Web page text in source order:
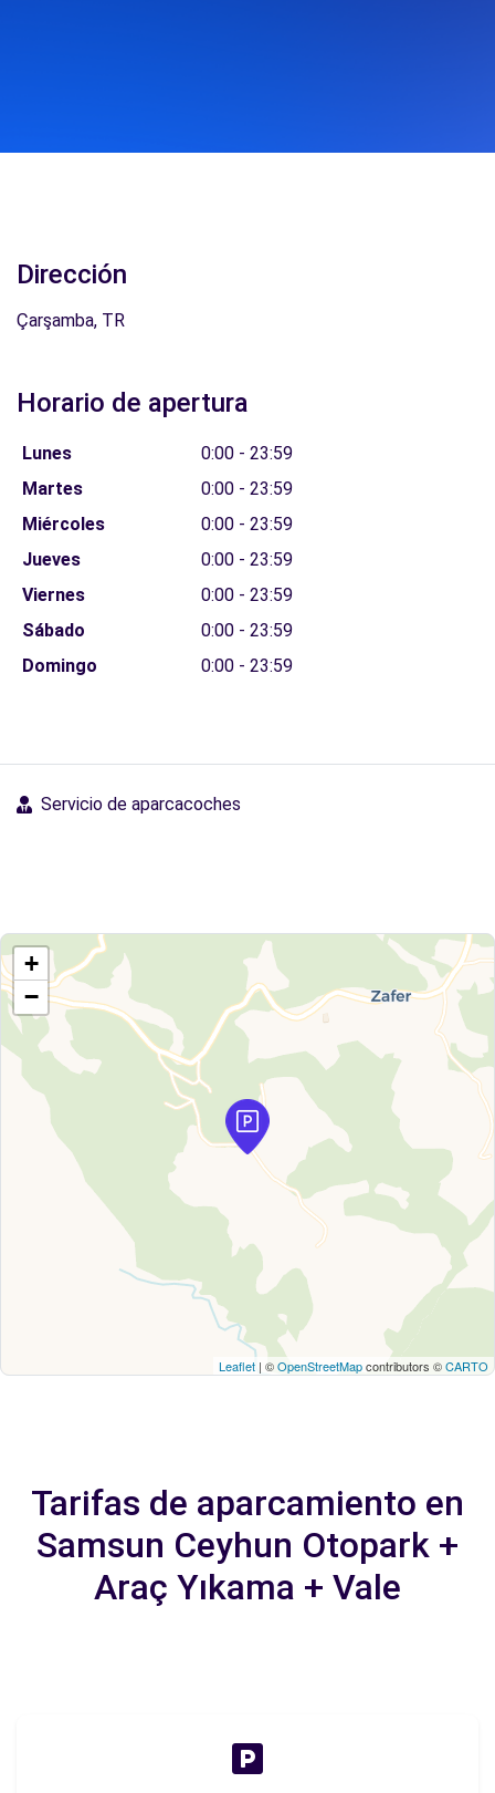
Dirección
Çarşamba, TR
Horario de apertura
Lunes
0:00 - 23:59
Martes
0:00 - 23:59
Miércoles
0:00 - 23:59
Jueves
0:00 - 23:59
Viernes
0:00 - 23:59
Sábado
0:00 - 23:59
Domingo
0:00 - 23:59
Servicio de aparcacoches
+
−
Leaflet | ©OpenStreetMapcontributors ©CARTO
Tarifas de aparcamiento en
Samsun Ceyhun Otopark +
Araç Yıkama + Vale